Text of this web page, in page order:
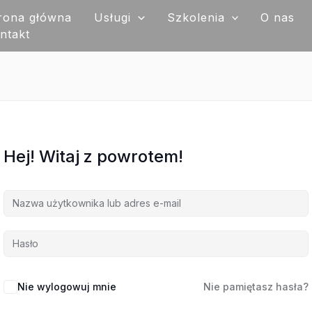
główna Usługi Szkolenia O nas
Hej! Witaj z powrotem!
Nie wylogowuj mnie Nie pamiętasz hasła?